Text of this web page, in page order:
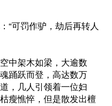
“可罚作驴，劫后再转人
中架木如梁，大逾数
踊跃而登，高达数万
，几人引领着一位妇
瘦憔悴，但是散发出檀